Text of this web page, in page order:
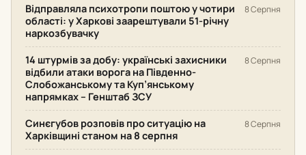
Відправляла психотропи поштою у чотири
області: у Харкові заарештували 51-річну
наркозбувачку
8 Серпня
14 штурмів за добу: українські захисники
відбили атаки ворога на Південно-
Слобожанському та Куп’янському
напрямках – Генштаб ЗСУ
8 Серпня
Синєгубов розповів про ситуацію на
Харківщині станом на 8 серпня
8 Серпня